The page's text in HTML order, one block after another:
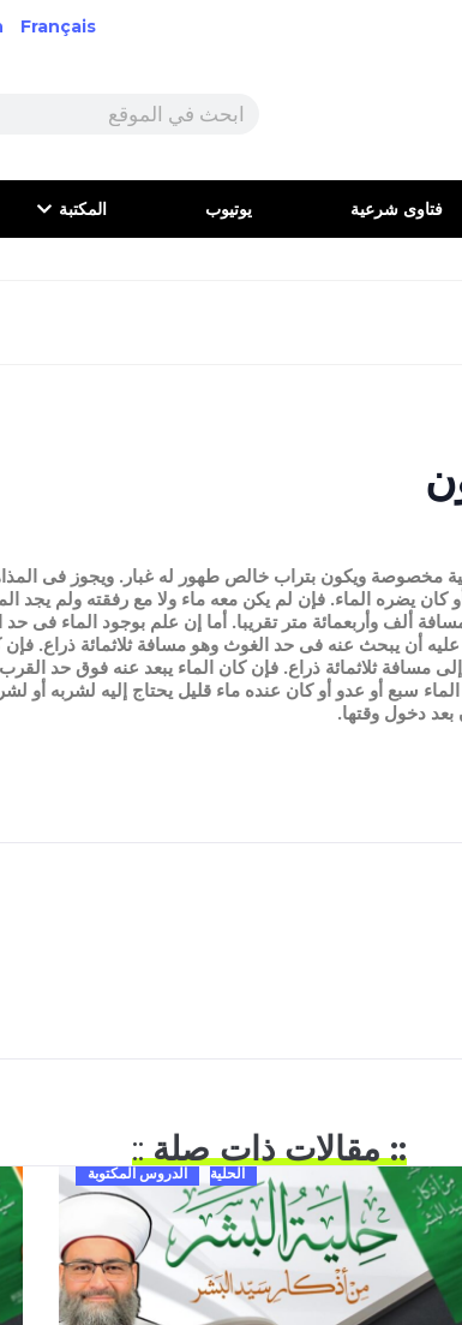
Français
فتاوى شرعية يوتيوب المكتبة
بنية مخصوصة ويكون بتراب خالص طهور له غبار. ويجوز فى
كان يضره الماء. فإن لم يكن معه ماء ولا مع رفقته ولم يجد
وأربعمائة متر تقريبا. أما إن علم بوجود الماء فى حد
أن يبحث عنه فى حد الغوث وهو مسافة ثلاثمائة ذراع.
مسافة ثلاثمائة ذراع. فإن كان الماء يبعد عنه فوق حد
الماء سبع أو عدو أو كان عنده ماء قليل يحتاج إليه لشربه أو
بعد دخول وقتها.
:: مقالات ذات صلة::
الحلية الدروس المكتوبة